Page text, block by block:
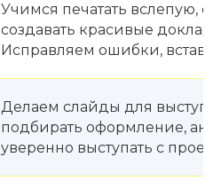
Учимся печатать вслепую,
создавать красивые
Исправляем ошибки,
Делаем слайды для
подбирать оформление,
уверенно выступать с